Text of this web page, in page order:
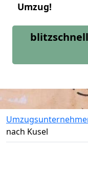
Umzug!
nach Kusel